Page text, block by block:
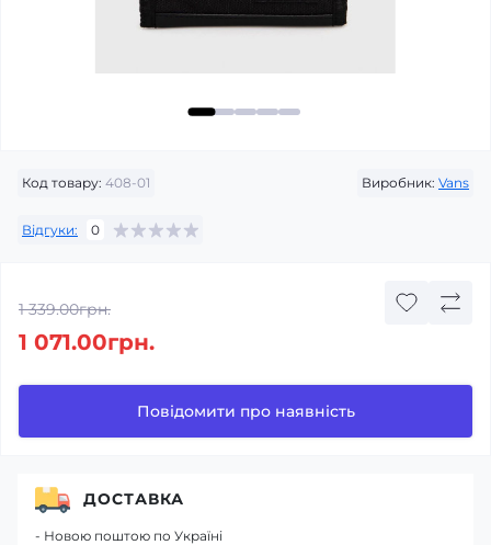
Код товару: 408-01 Виробник: Vans
Відгуки: 0
1 339.00грн.
1 071.00грн.
Повідомити про наявність
ДОСТАВКА
- Новою поштою по Україні